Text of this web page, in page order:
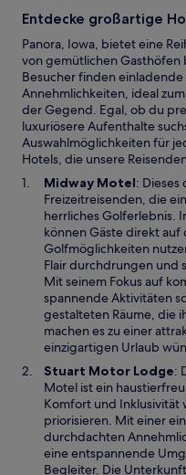
Entdecke großartige
Panora, Iowa, bietet eine
von gemütlichen Gasthöfen
Besucher finden
Annehmlichkeiten, ideal
der Gegend. Egal, ob du
luxuriösere Aufenthalte
Auswahlmöglichkeiten für
Hotels, die unsere
Midway MotelW
i
r
d
i
n
e
i
n
e
m
n
e
u
e
n
F
e
:
Freizeitreisenden, die
herrliches Golferlebnis.
können Gäste direkt
Golfmöglichkeiten
Flair durchdrungen und
Mit seinem Fokus auf
spannende Aktivitäten
gestalteten Räume, die
machen es zu einer
einzigartigen Urlaub
Stuart Motor LodgeW
i
r
d
i
n
e
:
Motel ist ein
Komfort und Inklusivität
priorisieren. Mit einer
durchdachten
eine entspannende
Begleiter. Die